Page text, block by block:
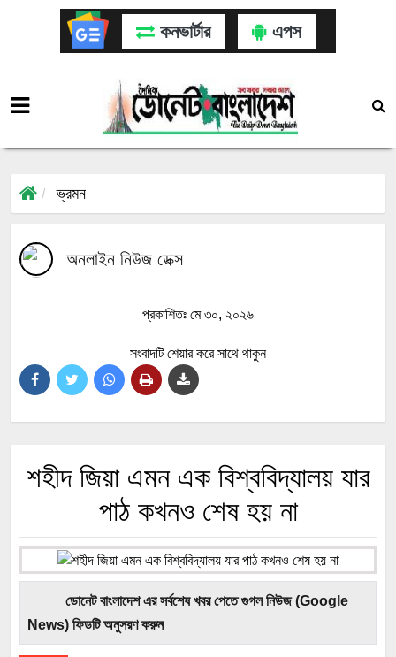
কনভার্টার এপস
ভ্রমন
অনলাইন নিউজ ডেক্স
প্রকাশিতঃ মে ৩০, ২০২৬
সংবাদটি শেয়ার করে সাথে থাকুন
শহীদ জিয়া এমন এক বিশ্ববিদ্যালয় যার
পাঠ কখনও শেষ হয় না
ডোনেট বাংলাদেশ এর সর্বশেষ খবর পেতে গুগল নিউজ (Google
News) ফিডটি অনুসরণ করুন